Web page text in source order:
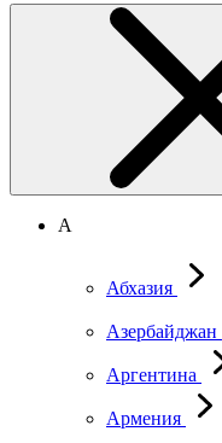
А
Абхазия
Азербайджан
Аргентина
Армения